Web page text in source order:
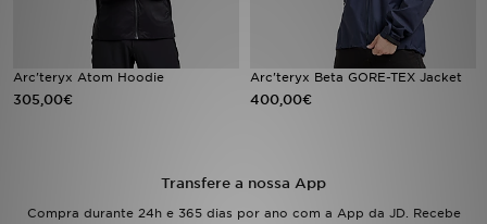
Arc'teryx Atom Hoodie
305,00€
Arc'teryx Beta GORE-TEX Jacket
400,00€
Transfere a nossa App
Compra durante 24h e 365 dias por ano com a App da JD. Recebe
FUTEBOL JD